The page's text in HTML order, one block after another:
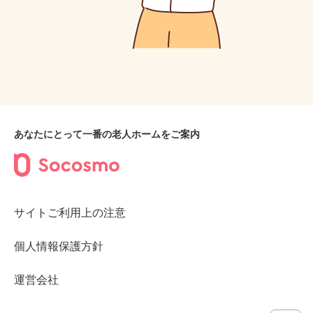
あなたにとって一番の老人ホームをご案内
サイトご利用上の注意
個人情報保護方針
運営会社